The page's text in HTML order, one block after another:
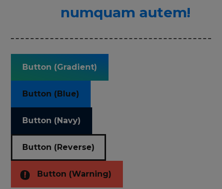
numquam autem!
Button (Gradient)
Button (Blue)
Button (Navy)
Button (Reverse)
Button (Warning)